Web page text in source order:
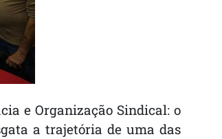
e Organização Sindical: o
a trajetória de uma das